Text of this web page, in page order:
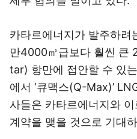
카타르에너지가 발주하려
만4000㎥급보다 훨씬 큰
tar) 항만에 접안할 수 있
에서 ‘큐맥스(Q-Max)’
사들은 카타르에너지와
계약을 맺을 것으로 기대